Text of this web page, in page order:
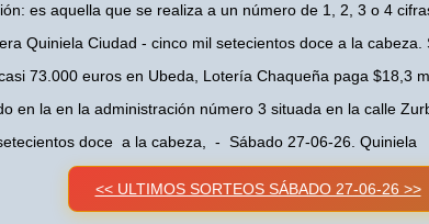
es aquella que se realiza a un número de 1, 2, 3 o 4
Quiniela Ciudad - cinco mil setecientos doce a la cabeza.
73.000 euros en Ubeda, Lotería Chaqueña paga $18,3
en la en la administración número 3 situada en la calle
doce a la cabeza, - Sábado 27-06-26.
<< ULTIMOS SORTEOS SÁBADO 27-06-26 >>